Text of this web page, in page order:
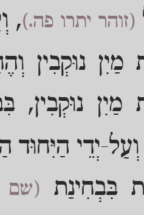
(זוהר יתרו פה.),
מַיִן נוּקְבִין
מַיִן נוּקְבִין,
יְדֵי הַיִּחוּד
בִּבְחִינַת (שם